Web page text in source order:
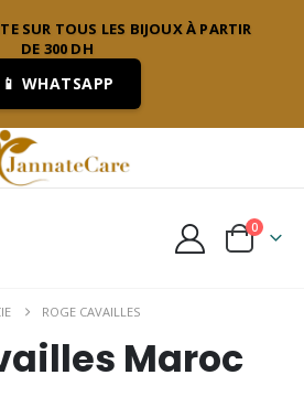
SUR TOUS LES BIJOUX À PARTIR
DE 300 DH
📱 WHATSAPP
0
ROGE CAVAILLES
Maroc